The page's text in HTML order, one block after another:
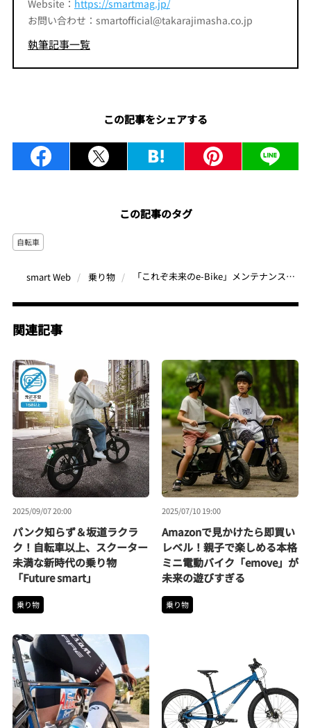
Website： https://smartmag.jp/
お問い合わせ：smartofficial@takarajimasha.co.jp
執筆記事一覧
この記事をシェアする
この記事のタグ
自転車
smart Web 乗り物 「これぞ未来のe-Bike」メンテナンスフリーでノンストレス！近未来デザインの次世代e-Bike『VELMO HORIZON』登場
関連記事
2025/09/07 20:00
パンク知らず＆坂道ラクラ
ク！自転車以上、スクーター
未満な新時代の乗り物
「Future smart」
乗り物
2025/07/10 19:00
Amazonで見かけたら即買い
レベル！親子で楽しめる本格
ミニ電動バイク「emove」が
未来の遊びすぎる
乗り物